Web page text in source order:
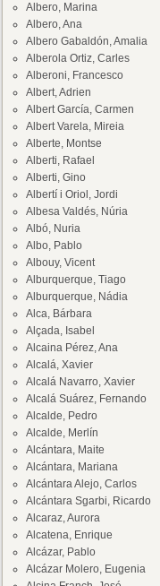
Albero, Marina
Albero, Ana
Albero Gabaldón, Amalia
Alberola Ortiz, Carles
Alberoni, Francesco
Albert, Adrien
Albert García, Carmen
Albert Varela, Mireia
Alberte, Montse
Alberti, Rafael
Alberti, Gino
Albertí i Oriol, Jordi
Albesa Valdés, Núria
Albó, Nuria
Albo, Pablo
Albouy, Vicent
Alburquerque, Tiago
Alburquerque, Nádia
Alca, Bárbara
Alçada, Isabel
Alcaina Pérez, Ana
Alcalá, Xavier
Alcalá Navarro, Xavier
Alcalá Suárez, Fernando
Alcalde, Pedro
Alcalde, Merlín
Alcántara, Maite
Alcántara, Mariana
Alcántara Alejo, Carlos
Alcántara Sgarbi, Ricardo
Alcaraz, Aurora
Alcatena, Enrique
Alcázar, Pablo
Alcázar Molero, Eugenia